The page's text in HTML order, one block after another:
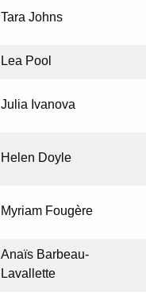
Tara Johns
Lea Pool
Julia Ivanova
Helen Doyle
Myriam Fougère
Anaïs Barbeau-
Lavallette